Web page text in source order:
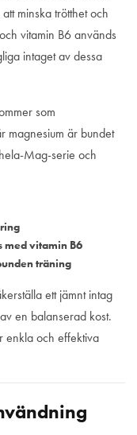
minska trötthet och
vitamin B6 används
intaget av dessa
som
magnesium är bundet
Mag-serie och
med vitamin B6
träning
ett jämnt intag
en balanserad kost.
enkla och effektiva